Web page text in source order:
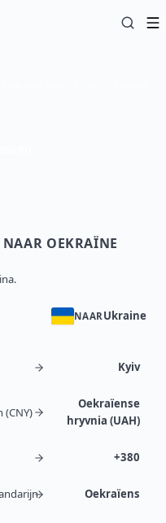
NAAR OEKRAÏNE
NAAR Ukraine
Kyiv
(CNY)
Oekraïense
hryvnia (UAH)
+380
Oekraïens